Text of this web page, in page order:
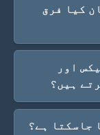
کیا فرق
اور
ہیں؟